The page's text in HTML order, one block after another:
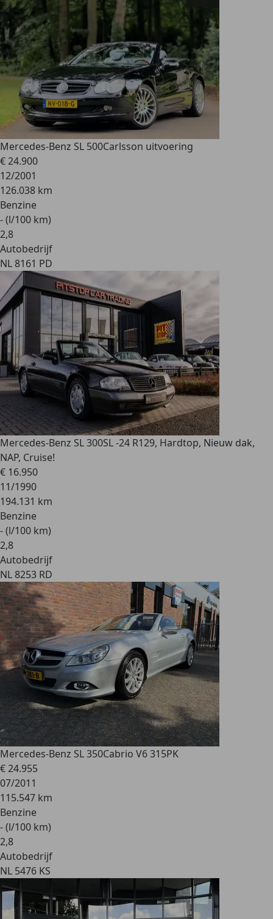
Mercedes-Benz SL 500Carlsson uitvoering
€ 24.900
12/2001
126.038 km
Benzine
- (l/100 km)
2,8
Autobedrijf
NL 8161 PD
Mercedes-Benz SL 300SL -24 R129, Hardtop, Nieuw dak,
NAP, Cruise!
€ 16.950
11/1990
194.131 km
Benzine
- (l/100 km)
2,8
Autobedrijf
NL 8253 RD
Mercedes-Benz SL 350Cabrio V6 315PK
€ 24.955
07/2011
115.547 km
Benzine
- (l/100 km)
2,8
Autobedrijf
NL 5476 KS